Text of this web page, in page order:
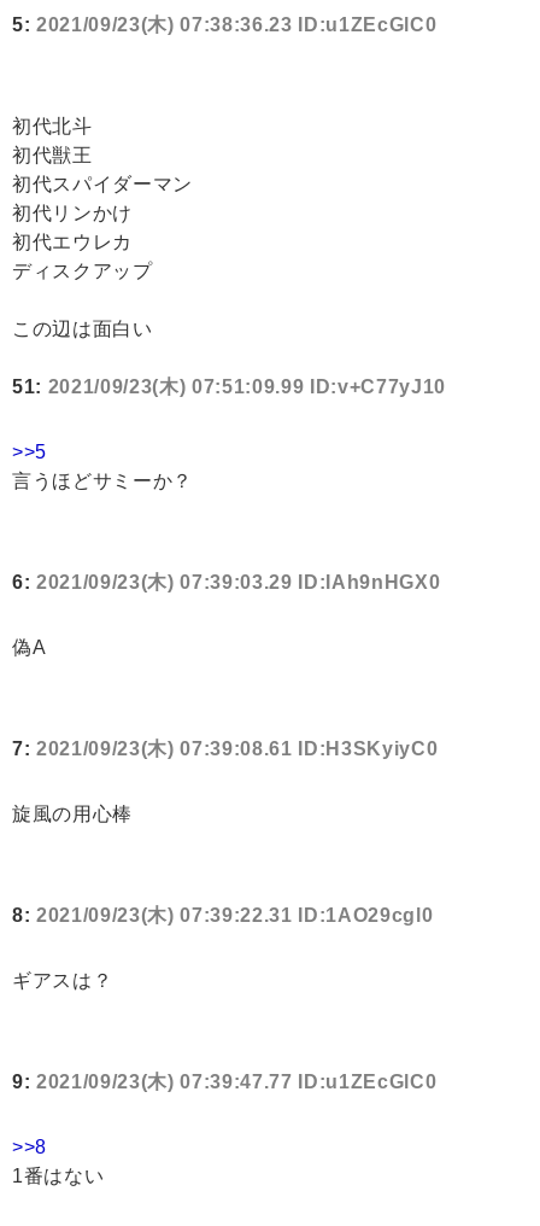
5: 2021/09/23(木) 07:38:36.23 ID:u1ZEcGlC0
初代北斗
初代獣王
初代スパイダーマン
初代リンかけ
初代エウレカ
ディスクアップ
この辺は面白い
51: 2021/09/23(木) 07:51:09.99 ID:v+C77yJ10
>>5
言うほどサミーか？
6: 2021/09/23(木) 07:39:03.29 ID:IAh9nHGX0
偽A
7: 2021/09/23(木) 07:39:08.61 ID:H3SKyiyC0
旋風の用心棒
8: 2021/09/23(木) 07:39:22.31 ID:1AO29cgl0
ギアスは？
9: 2021/09/23(木) 07:39:47.77 ID:u1ZEcGlC0
>>8
1番はない